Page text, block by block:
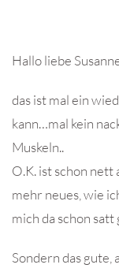
Hallo liebe
das ist mal ein
kann…mal kein
Muskeln..
O.K. ist schon nett
mehr neues, wie
mich da schon
Sondern das gute,